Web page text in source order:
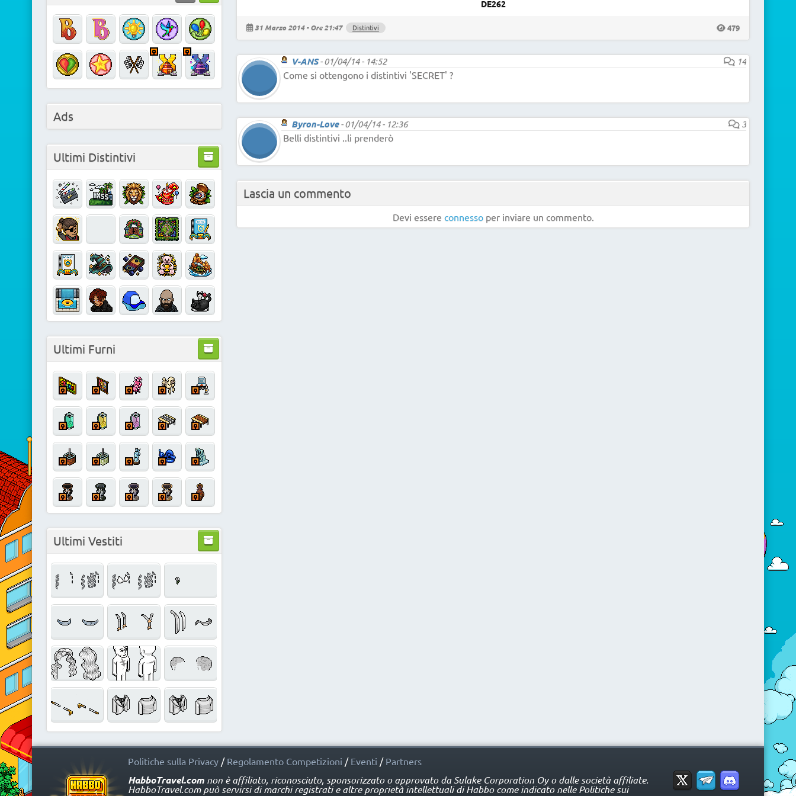
DE262
31 Marzo 2014 - Ore 21:47 Distintivi 479
V-ANS-01/04/14 - 14:52
14
Come si ottengono i distintivi 'SECRET' ?
Byron-Love-01/04/14 - 12:36
3
Belli distintivi ..li prenderò
Lascia un commento
Devi essere connessoper inviare un commento.
Ads
Ultimi Distintivi
Ultimi Furni
Ultimi Vestiti
Politiche sulla Privacy/ Regolamento Competizioni / Eventi / Partners
HabboTravel.comnon è affiliato, riconosciuto, sponsorizzato o approvato da Sulake Corporation Oy o dalle società affiliate.
HabboTravel.com può servirsi di marchi registrati e altre proprietà intellettuali di Habbo come indicato nelle Politiche sui